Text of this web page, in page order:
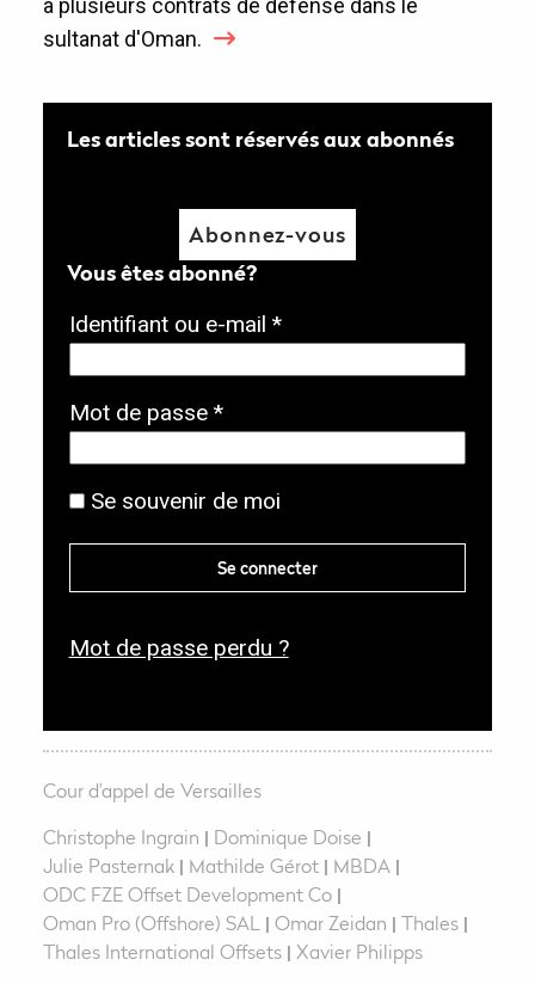
à plusieurs contrats de défense dans le
sultanat d'Oman.
Les articles sont réservés aux abonnés
Abonnez-vous
Vous êtes abonné?
Identifiant ou e-mail *O
i
g
t
o
r
Mot de passe *O
g
a
o
r
Se souvenir de moi
Se connecter
Mot de passe perdu ?
Cour d'appel de Versailles
Christophe Ingrain | Dominique Doise |
Julie Pasternak| Mathilde Gérot| MBDA |
ODC FZE Offset Development Co|
Oman Pro (Offshore) SAL | Omar Zeidan | Thales|
Thales International Offsets| Xavier Philipps